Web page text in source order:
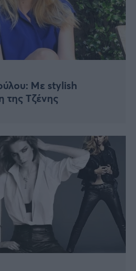
Με stylish
της Τζένης